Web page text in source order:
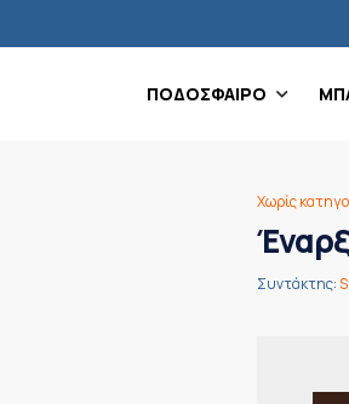
ΠΟΔΟΣΦΑΙΡΟ
Χωρίς
Συντάκτης: